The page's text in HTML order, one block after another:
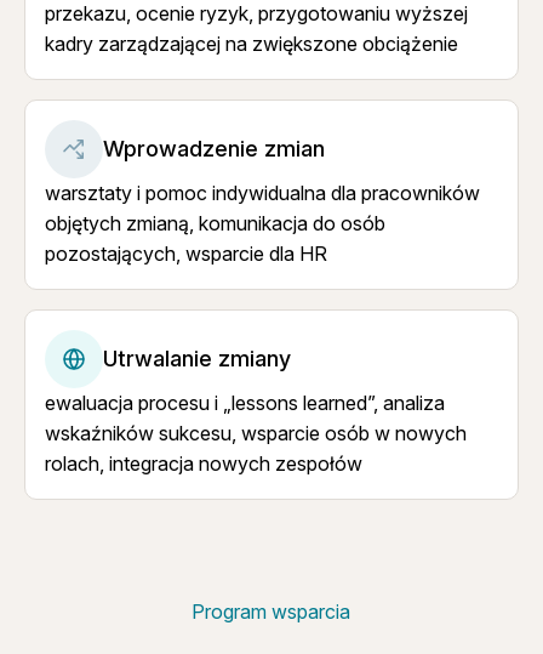
przekazu, ocenie ryzyk, przygotowaniu wyższej
kadry zarządzającej na zwiększone obciążenie
Wprowadzenie zmian
warsztaty i pomoc indywidualna dla pracowników
objętych zmianą, komunikacja do osób
pozostających, wsparcie dla HR
Utrwalanie zmiany
ewaluacja procesu i „lessons learned”, analiza
wskaźników sukcesu, wsparcie osób w nowych
rolach, integracja nowych zespołów
Program wsparcia